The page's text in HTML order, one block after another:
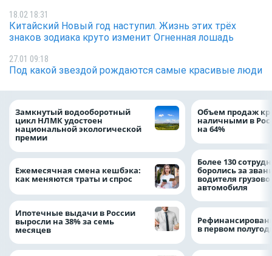
18.02 18:31
Китайский Новый год наступил. Жизнь этих трёх
знаков зодиака круто изменит Огненная лошадь
27.01 09:18
Под какой звездой рождаются самые красивые люди
Замкнутый водооборотный
цикл НЛМК удостоен
национальной экологической
премии
Ежемесячная смена кешбэка:
как меняются траты и спрос
Ипотечные выдачи в России
выросли на 38% за семь
месяцев
Объем продаж
наличными в
на 64%
Более 130
боролись за
водителя
автомобиля
в первом